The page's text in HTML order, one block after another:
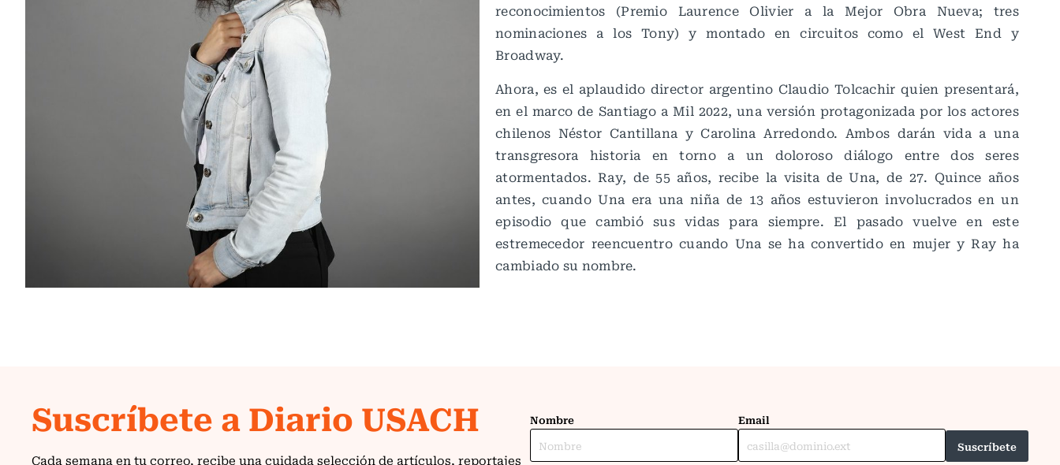
reconocimientos (Premio Laurence Olivier a la Mejor Obra Nueva; tres
nominaciones a los Tony) y montado en circuitos como el West End y
Broadway.
Ahora, es el aplaudido director argentino Claudio Tolcachir quien presentará,
en el marco de Santiago a Mil 2022, una versión protagonizada por los actores
chilenos Néstor Cantillana y Carolina Arredondo. Ambos darán vida a una
transgresora historia en torno a un doloroso diálogo entre dos seres
atormentados. Ray, de 55 años, recibe la visita de Una, de 27. Quince años
antes, cuando Una era una niña de 13 años estuvieron involucrados en un
episodio que cambió sus vidas para siempre. El pasado vuelve en este
estremecedor reencuentro cuando Una se ha convertido en mujer y Ray ha
cambiado su nombre.